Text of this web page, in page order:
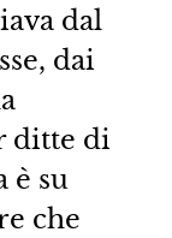
dal
dai
ditte di
è su
che